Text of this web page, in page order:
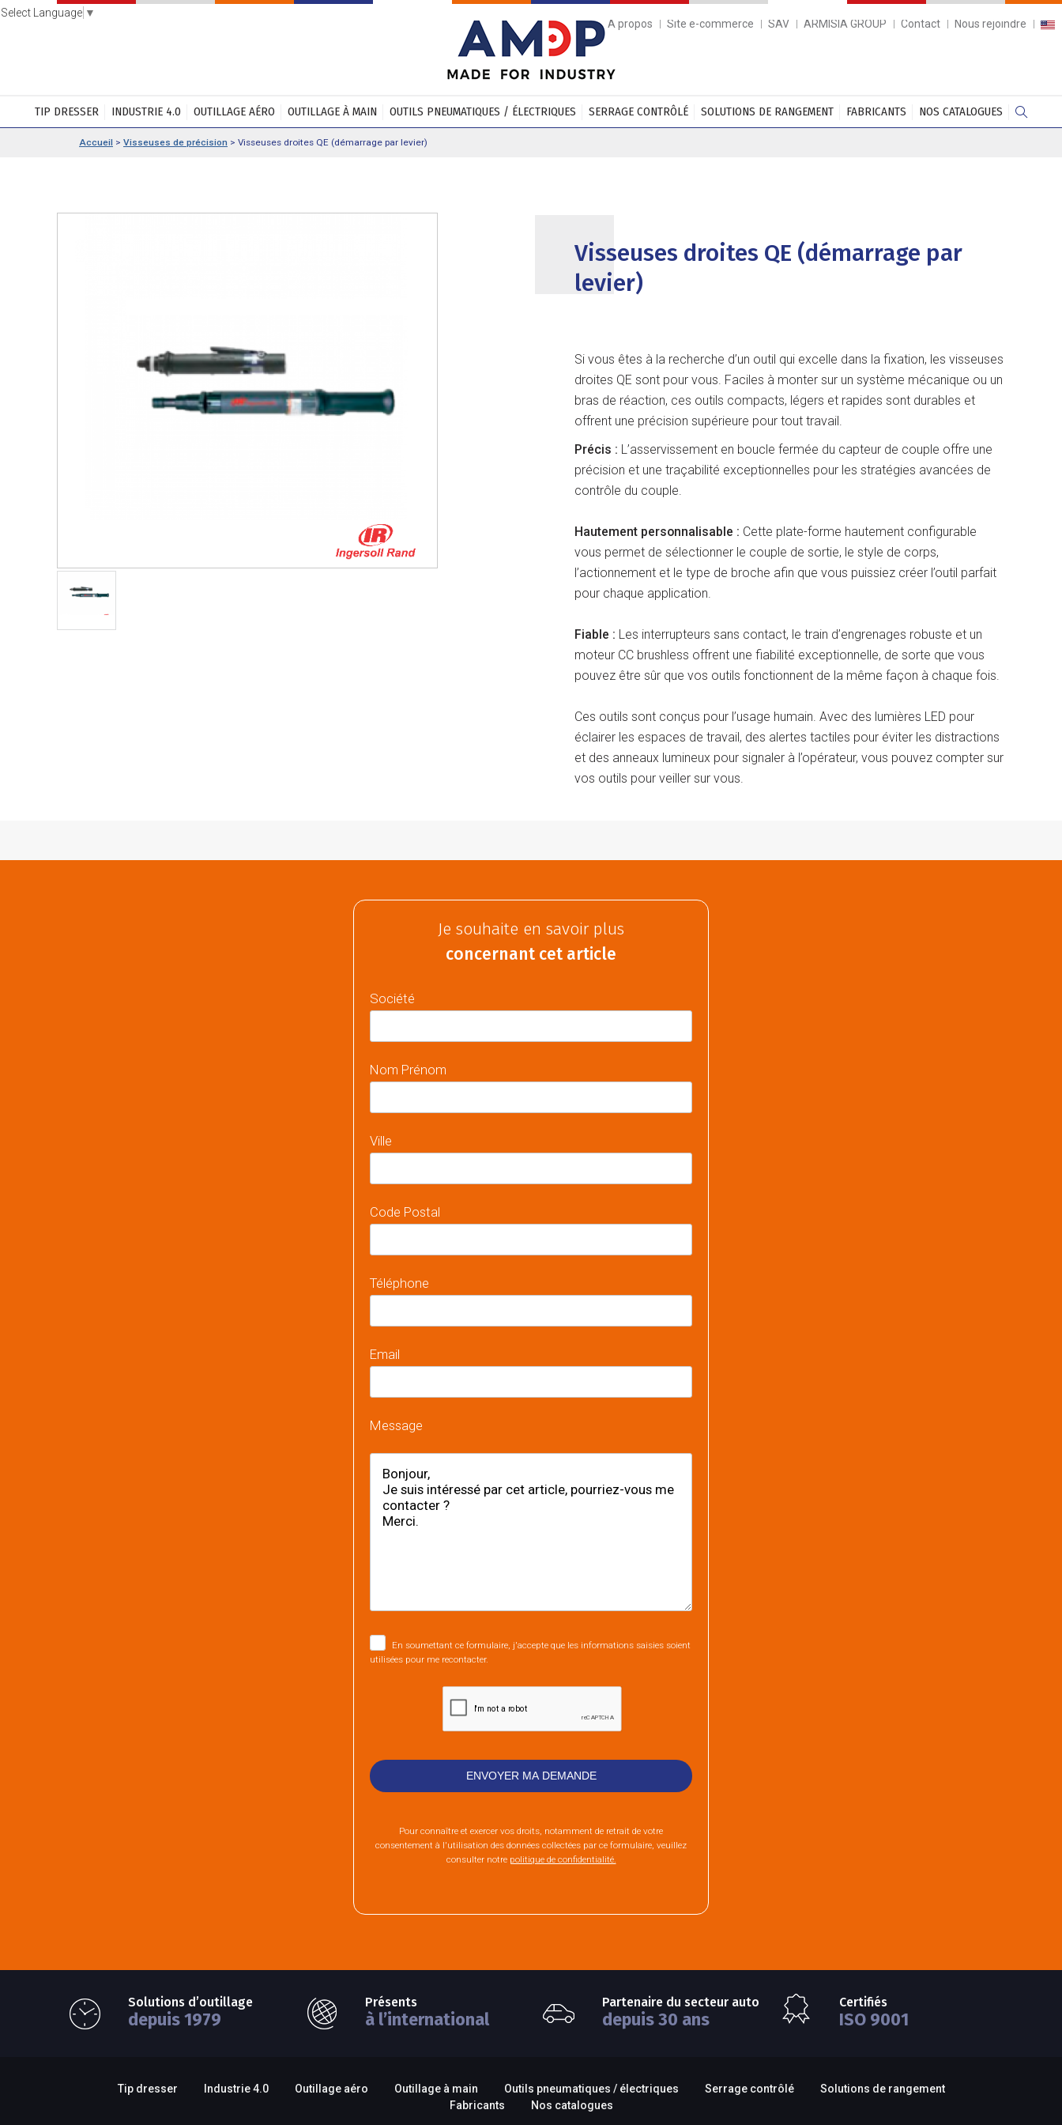
Select Language ▼
A propos
Site e-commerce SAV ARMISIA GROUP Contact Nous rejoindre
TIP DRESSER INDUSTRIE 4.0 OUTILLAGE AÉRO OUTILLAGE À MAIN OUTILS PNEUMATIQUES / ÉLECTRIQUES SERRAGE CONTRÔLÉ SOLUTIONS DE RANGEMENT FABRICANTS NOS CATALOGUES
Accueil > Visseuses de précision > Visseuses droites QE (démarrage par levier)
Visseuses droites QE (démarrage par
levier)
Si vous êtes à la recherche d’un outil qui excelle dans la fixation, les visseuses
droites QE sont pour vous. Faciles à monter sur un système mécanique ou un
bras de réaction, ces outils compacts, légers et rapides sont durables et
offrent une précision supérieure pour tout travail.
Précis : L’asservissement en boucle fermée du capteur de couple offre une
précision et une traçabilité exceptionnelles pour les stratégies avancées de
contrôle du couple.
Hautement personnalisable : Cette plate-forme hautement configurable
vous permet de sélectionner le couple de sortie, le style de corps,
l’actionnement et le type de broche afin que vous puissiez créer l’outil parfait
pour chaque application.
Fiable : Les interrupteurs sans contact, le train d’engrenages robuste et un
moteur CC brushless offrent une fiabilité exceptionnelle, de sorte que vous
pouvez être sûr que vos outils fonctionnent de la même façon à chaque fois.
Ces outils sont conçus pour l’usage humain. Avec des lumières LED pour
éclairer les espaces de travail, des alertes tactiles pour éviter les distractions
et des anneaux lumineux pour signaler à l’opérateur, vous pouvez compter sur
vos outils pour veiller sur vous.
Je souhaite en savoir plus
concernant cet article
Société
Nom Prénom
Ville
Code Postal
Téléphone
Email
Message
En soumettant ce formulaire, j'accepte que les informations saisies soient
utilisées pour me recontacter.
Pour connaître et exercer vos droits, notamment de retrait de votre
consentement à l'utilisation des données collectées par ce formulaire, veuillez
consulter notre politique de confidentialité.
Solutions d’outillage
depuis 1979
Présents
à l’international
Partenaire du secteur auto
depuis 30 ans
Certifiés
ISO 9001
Tip dresser Industrie 4.0 Outillage aéro Outillage à main Outils pneumatiques / électriques Serrage contrôlé
Solutions de rangement
Fabricants
Nos catalogues